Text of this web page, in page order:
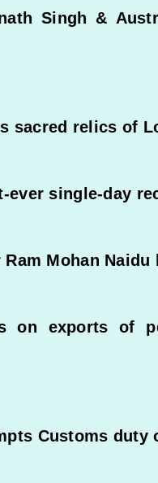
Singh &
sacred relics of
ever single-day
Mohan
on exports of
Customs